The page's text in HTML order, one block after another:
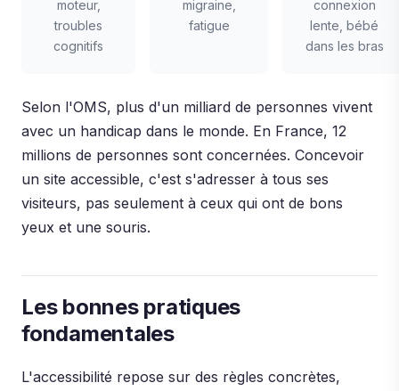
moteur,
troubles
cognitifs
migraine,
fatigue
connexion
lente, bébé
dans les bras
Selon l'OMS, plus d'un milliard de personnes vivent
avec un handicap dans le monde. En France, 12
millions de personnes sont concernées. Concevoir
un site accessible, c'est s'adresser à tous ses
visiteurs, pas seulement à ceux qui ont de bons
yeux et une souris.
Les bonnes pratiques
fondamentales
L'accessibilité repose sur des règles concrètes,